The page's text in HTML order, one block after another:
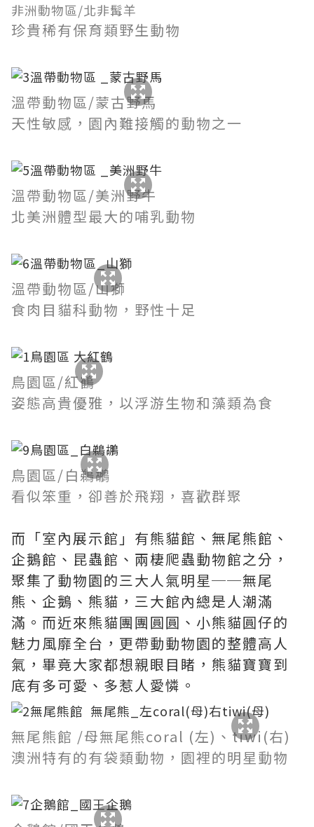
非洲動物區/北非髯羊
珍貴稀有保育類野生動物
溫帶動物區/蒙古野馬
天性敏感，園內難接觸的動物之一
溫帶動物區/美洲野牛
北美洲體型最大的哺乳動物
溫帶動物區/山獅
食肉目貓科動物，野性十足
鳥園區/紅鶴
姿態高貴優雅，以浮游生物和藻類為食
鳥園區/白鵜鶘
看似笨重，卻善於飛翔，喜歡群聚
而「室內展示館」有熊貓館、無尾熊館、
企鵝館、昆蟲館、兩棲爬蟲動物館之分，
聚集了動物園的三大人氣明星──無尾
熊、企鵝、熊貓，三大館內總是人潮滿
滿。而近來熊貓團團圓圓、小熊貓圓仔的
魅力風靡全台，更帶動動物園的整體高人
氣，畢竟大家都想親眼目睹，熊貓寶寶到
底有多可愛、多惹人愛憐。
無尾熊館 /母無尾熊coral (左)、tiwi(右)
澳洲特有的有袋類動物，園裡的明星動物